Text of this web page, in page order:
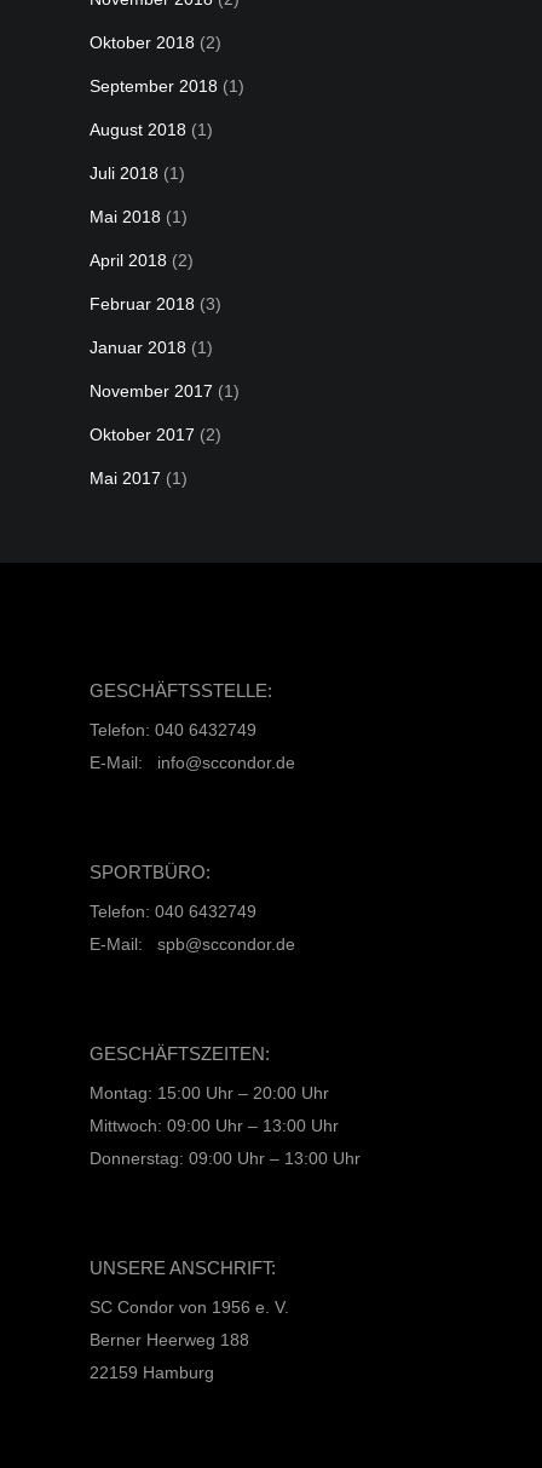
Oktober 2018 (2)
September 2018 (1)
August 2018 (1)
Juli 2018 (1)
Mai 2018 (1)
April 2018 (2)
Februar 2018 (3)
Januar 2018 (1)
November 2017 (1)
Oktober 2017 (2)
Mai 2017 (1)
GESCHÄFTSSTELLE:
Telefon: 040 6432749
E-Mail: info@sccondor.de
SPORTBÜRO:
Telefon: 040 6432749
E-Mail: spb@sccondor.de
GESCHÄFTSZEITEN:
Montag: 15:00 Uhr – 20:00 Uhr
Mittwoch: 09:00 Uhr – 13:00 Uhr
Donnerstag: 09:00 Uhr – 13:00 Uhr
UNSERE ANSCHRIFT:
SC Condor von 1956 e. V.
Berner Heerweg 188
22159 Hamburg